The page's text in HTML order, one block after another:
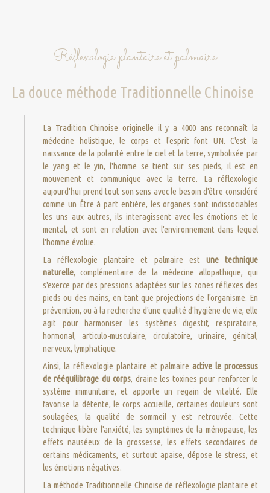
Réflexologie plantaire et palmaire
La douce méthode Traditionnelle Chinoise
La Tradition Chinoise originelle il y a 4000 ans reconnaît la
médecine holistique, le corps et l'esprit font UN. C'est la
naissance de la polarité entre le ciel et la terre, symbolisée par
le yang et le yin, l'homme se tient sur ses pieds, il est en
mouvement et communique avec la terre. La réflexologie
aujourd'hui prend tout son sens avec le besoin d'être considéré
comme un Être à part entière, les organes sont indissociables
les uns aux autres, ils interagissent avec les émotions et le
mental, et sont en relation avec l'environnement dans lequel
l'homme évolue.
La réflexologie plantaire et palmaire est une technique
naturelle, complémentaire de la médecine allopathique, qui
s'exerce par des pressions adaptées sur les zones réflexes des
pieds ou des mains, en tant que projections de l'organisme. En
prévention, ou à la recherche d'une qualité d'hygiène de vie, elle
agit pour harmoniser les systèmes digestif, respiratoire,
hormonal, articulo-musculaire, circulatoire, urinaire, génital,
nerveux, lymphatique.
Ainsi, la réflexologie plantaire et palmaire active le processus
de rééquilibrage du corps, draine les toxines pour renforcer le
système immunitaire, et apporte un regain de vitalité. Elle
favorise la détente, le corps accueille, certaines douleurs sont
soulagées, la qualité de sommeil y est retrouvée. Cette
technique libère l'anxiété, les symptômes de la ménopause, les
effets nauséeux de la grossesse, les effets secondaires de
certains médicaments, et surtout apaise, dépose le stress, et
les émotions négatives.
La méthode Traditionnelle Chinoise de réflexologie plantaire et